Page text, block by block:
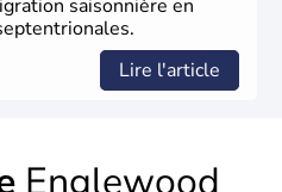
saisonnière en
Lire l'article